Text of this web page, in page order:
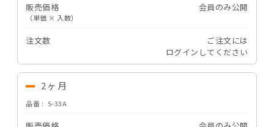
販売価格
（単価 × 入数）
会員のみ公開
注文数
ご注文には
ログイン してください
2ヶ月
品番 S-33A